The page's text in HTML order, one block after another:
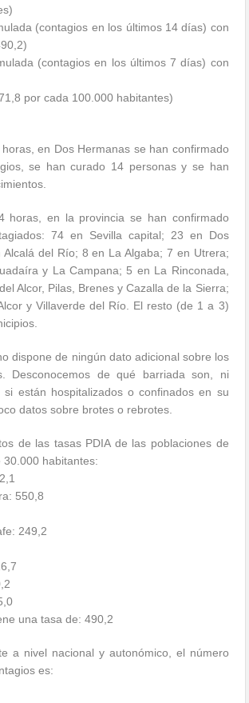
(contagios en los últimos 14 días) con
(contagios en los últimos 7 días) con
por cada 100.000 habitantes)
en Dos Hermanas se han confirmado
se han curado 14 personas y se han
horas, en la provincia se han confirmado
74 en Sevilla capital; 23 en Dos
Alcalá del Río; 8 en La Algaba; 7 en Utrera;
y La Campana; 5 en La Rinconada,
Alcor, Pilas, Brenes y Cazalla de la Sierra;
y Villaverde del Río. El resto (de 1 a 3)
dispone de ningún dato adicional sobre los
Desconocemos de qué barriada son, ni
están hospitalizados o confinados en su
datos sobre brotes o rebrotes.
de las tasas PDIA de las poblaciones de
30.000 habitantes:
550,8
249,2
una tasa de: 490,2
a nivel nacional y autonómico, el número
es: